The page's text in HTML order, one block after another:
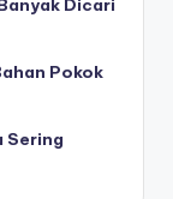
Dicari
Pokok
Sering